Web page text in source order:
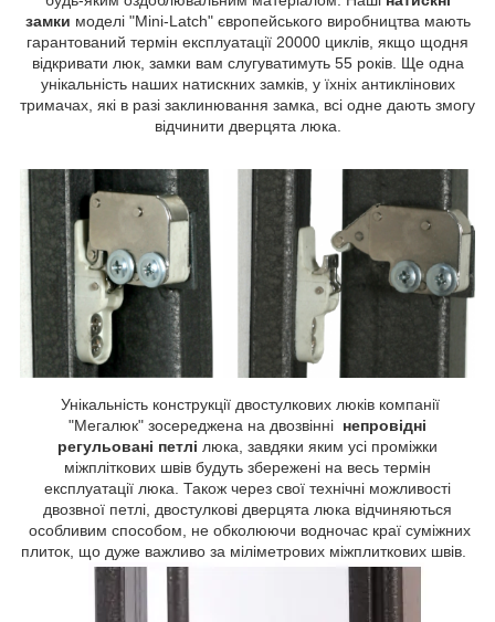
замки моделі "Mini-Latch" європейського виробництва мають
гарантований термін експлуатації 20000 циклів, якщо щодня
відкривати люк, замки вам слугуватимуть 55 років. Ще одна
унікальність наших натискних замків, у їхніх антиклінових
тримачах, які в разі заклинювання замка, всі одне дають змогу
відчинити дверцята люка.
Унікальність конструкції двостулкових люків компанії
"Мегалюк" зосереджена на двозвінні непровідні
регульовані петлі люка, завдяки яким усі проміжки
міжпліткових швів будуть збережені на весь термін
експлуатації люка. Також через свої технічні можливості
двозвної петлі, двостулкові дверцята люка відчиняються
особливим способом, не обколюючи водночас краї суміжних
плиток, що дуже важливо за міліметрових міжплиткових швів.